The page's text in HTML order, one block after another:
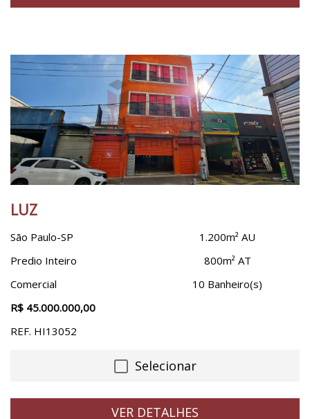
LUZ
São Paulo-SP
Predio Inteiro
Comercial
R$ 45.000.000,00
REF. HI13052
1.200m² AU
800m² AT
10 Banheiro(s)
Selecionar
VER DETALHES